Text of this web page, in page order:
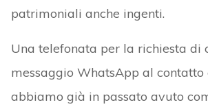
patrimoniali anche ingenti.
Una telefonata per la richiesta di
messaggio WhatsApp al contatto
abbiamo già in passato avuto